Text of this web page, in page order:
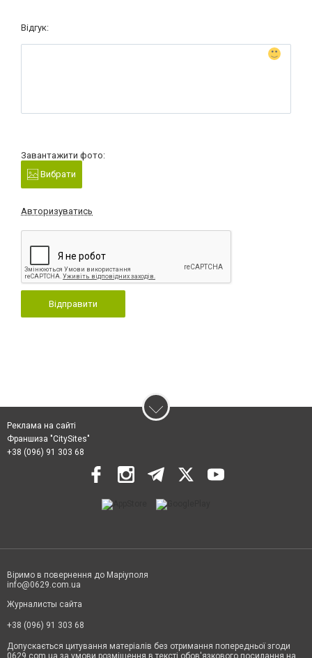
Відгук:
Завантажити фото:
Вибрати
Авторизуватись
Відправити
Реклама на сайті
Франшиза "CitySites"
+38 (096) 91 303 68
Віримо в повернення до Маріуполя
info@0629.com.ua
Журналисты сайта
+38 (096) 91 303 68
Допускається цитування матеріалів без отримання попередньої згоди
0629.com.ua за умови розміщення в тексті обов'язкового посилання на